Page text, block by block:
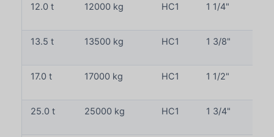
12.0 t 12000 kg HC1 1 1/4"
13.5 t 13500 kg HC1 1 3/8"
17.0 t 17000 kg HC1 1 1/2"
25.0 t 25000 kg HC1 1 3/4"